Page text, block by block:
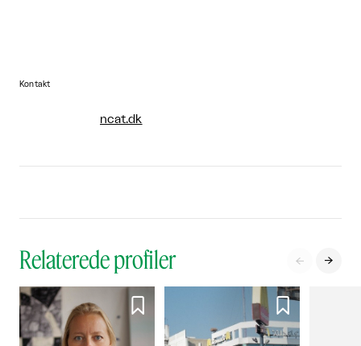
Kontakt
ncat.dk
Relaterede profiler  
 